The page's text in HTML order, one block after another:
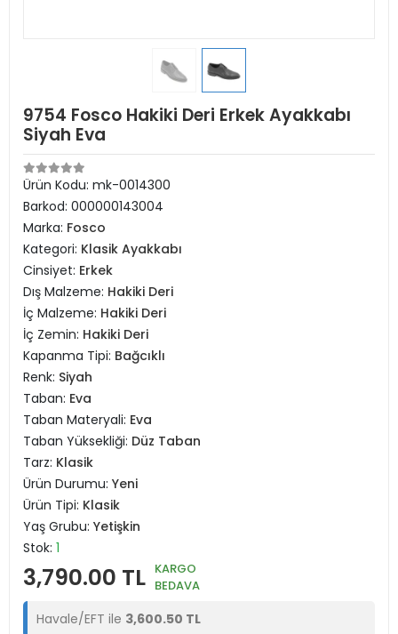
9754 Fosco Hakiki Deri Erkek Ayakkabı
Siyah Eva
Ürün Kodu: mk-0014300
Barkod: 000000143004
Marka: Fosco
Kategori: Klasik Ayakkabı
Cinsiyet: Erkek
Dış Malzeme: Hakiki Deri
İç Malzeme: Hakiki Deri
İç Zemin: Hakiki Deri
Kapanma Tipi: Bağcıklı
Renk: Siyah
Taban: Eva
Taban Materyali: Eva
Taban Yüksekliği: Düz Taban
Tarz: Klasik
Ürün Durumu: Yeni
Ürün Tipi: Klasik
Yaş Grubu: Yetişkin
Stok: 1
3,790.00 TL KARGO
BEDAVA
Havale/EFT ile 3,600.50 TL